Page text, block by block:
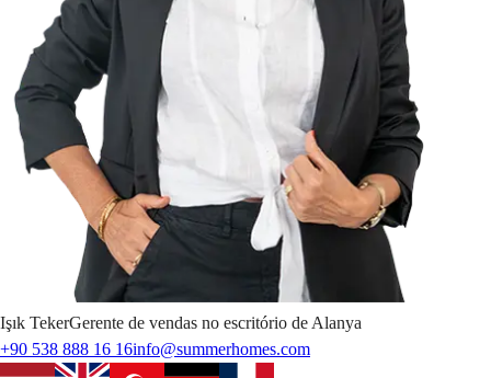
Işık TekerGerente de vendas no escritório de Alanya
+90 538 888 16 16info@summerhomes.com